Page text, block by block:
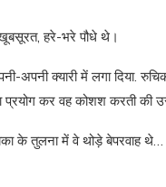
हरे-भरे पौधे थे।
क्यारी में लगा दिया.
कर वह कोशश करती की
के तुलना में वे थोड़े बेपरवाह थे…